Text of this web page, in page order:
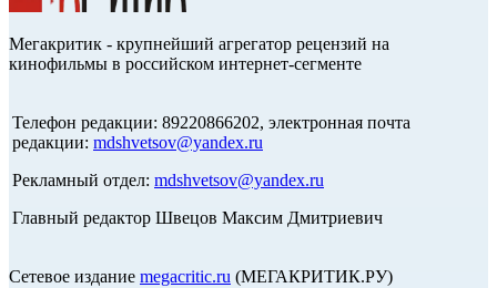
Мегакритик - крупнейший агрегатор рецензий на
кинофильмы в российском интернет-сегменте
Телефон редакции: 89220866202, электронная почта
редакции: mdshvetsov@yandex.ru
Рекламный отдел: mdshvetsov@yandex.ru
Главный редактор Швецов Максим Дмитриевич
Сетевое издание megacritic.ru (МЕГАКРИТИК.РУ)